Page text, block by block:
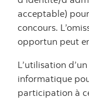
acceptable)
concours.
opportun peut
L’utilisation
informatique
participation à